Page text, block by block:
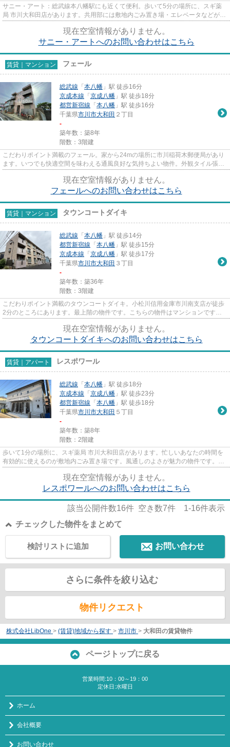
サニー・アート：総武線本八幡駅にも近くて便利。歩いて5分の場所に、スギ薬
局 市川大和田店があります。共用部には敷地内ごみ置き場・エレベータなどが備
現在空室情報がありません。
サニー・アートへのお問い合わせはこちら
賃貸｜マンション フェール
総武線 「 本八幡 」駅 徒歩16分
京成本線 「 京成八幡 」駅 徒歩18分
都営新宿線 「 本八幡 」駅 徒歩16分
千葉県市川市大和田 ２丁目
-
築年数：築8年
階数：3階建
こだわりポイント満載のフェール。家から24mの場所に市川稲荷木郵便局があり
ます。いつでも快適空間を味わえる通風良好な気持ちよい物件。外観タイル張り
現在空室情報がありません。
フェールへのお問い合わせはこちら
賃貸｜マンション タウンコートダイキ
総武線 「 本八幡 」駅 徒歩14分
都営新宿線 「 本八幡 」駅 徒歩15分
京成本線 「 京成八幡 」駅 徒歩17分
千葉県市川市大和田 ３丁目
-
築年数：築36年
階数：3階建
こだわりポイント満載のタウンコートダイキ。小松川信用金庫市川南支店が徒歩
2分のところにあります。最上階の物件です。こちらの物件はマンションです。
現在空室情報がありません。
タウンコートダイキへのお問い合わせはこちら
賃貸｜アパート レスポワール
総武線 「 本八幡 」駅 徒歩18分
京成本線 「 京成八幡 」駅 徒歩23分
都営新宿線 「 本八幡 」駅 徒歩18分
千葉県市川市大和田 ５丁目
-
築年数：築8年
階数：2階建
歩いて1分の場所に、スギ薬局 市川大和田店があります。忙しいあなたの時間を
有効的に使えるのが敷地内ごみ置き場です。風通しのよさが魅力の物件です。こ
現在空室情報がありません。
レスポワールへのお問い合わせはこちら
該当公開件数16件 空き数7件 1-16件表示
チェックした物件をまとめて
お問い合わせ
検討リストに追加
さらに条件を絞り込む
物件リクエスト
株式会社LibOne > (賃貸)地域から探す > 市川市 > 大和田の賃貸物件
ページトップに戻る
営業時間:10：00～19：00
定休日:水曜日
ホーム
会社概要
お問い合わせ